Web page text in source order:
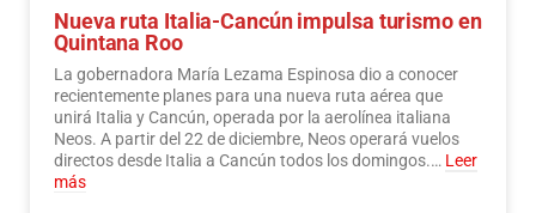
Nueva ruta Italia-Cancún impulsa turismo en
Quintana Roo
La gobernadora María Lezama Espinosa dio a conocer
recientemente planes para una nueva ruta aérea que
unirá Italia y Cancún, operada por la aerolínea italiana
Neos. A partir del 22 de diciembre, Neos operará vuelos
directos desde Italia a Cancún todos los domingos.… Leer
más